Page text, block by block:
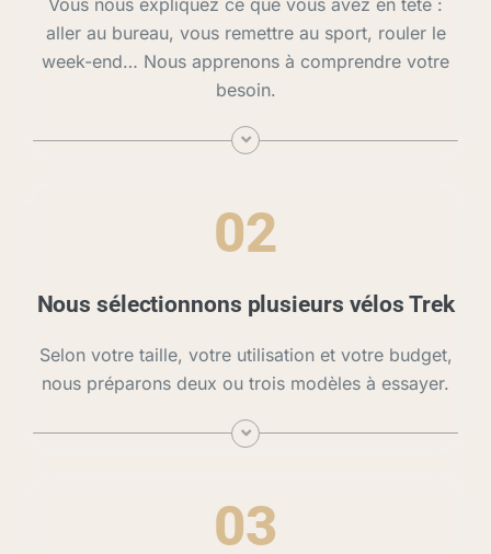
Vous nous expliquez ce que vous avez en tête :
aller au bureau, vous remettre au sport, rouler le
week-end… Nous apprenons à comprendre votre
besoin.
02
Nous sélectionnons plusieurs vélos Trek
Selon votre taille, votre utilisation et votre budget,
nous préparons deux ou trois modèles à essayer.
03